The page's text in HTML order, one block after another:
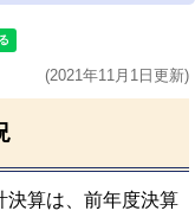
(2021年11月1日更新)
算は、前年度決算